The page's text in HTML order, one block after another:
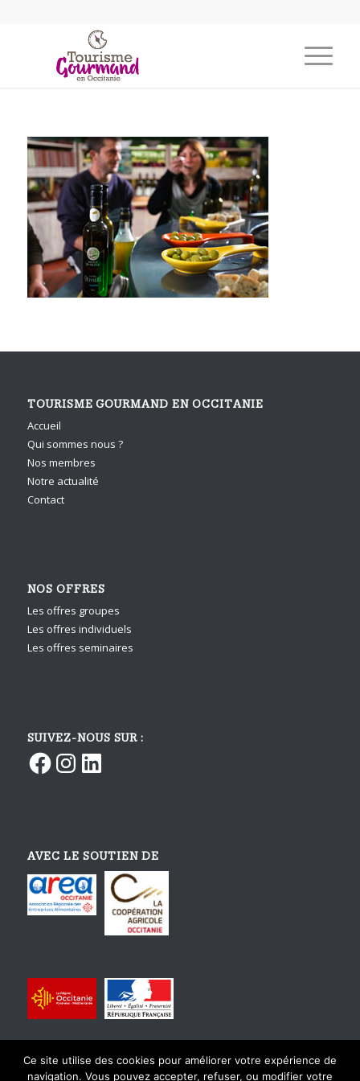
TOURISME GOURMAND EN OCCITANIE
Accueil
Qui sommes nous ?
Nos membres
Notre actualité
Contact
NOS OFFRES
Les offres groupes
Les offres individuels
Les offres seminaires
SUIVEZ-NOUS SUR :
FacebookInstagram
LinkedIn
AVEC LE SOUTIEN DE
Ce site utilise des cookies pour améliorer votre expérience de
navigation. Vous pouvez accepter, refuser, ou modifier votre